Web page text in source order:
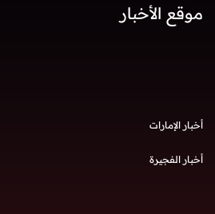
موقع الأخبار
أخبار الإمارات
أخبار الفجيرة